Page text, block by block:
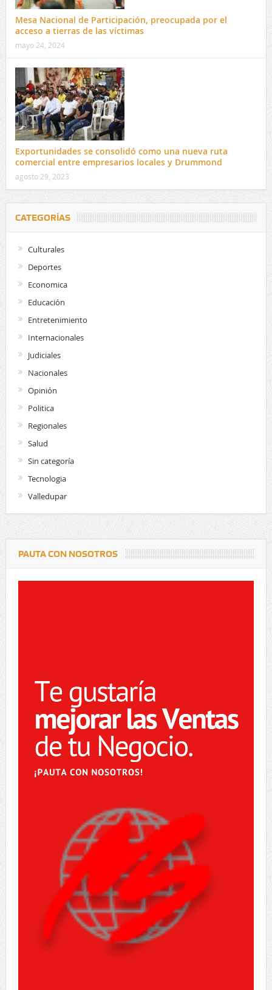
Mesa Nacional de Participación, preocupada por el
acceso a tierras de las víctimas
mayo 24, 2024
Exportunidades se consolidó como una nueva ruta
comercial entre empresarios locales y Drummond
agosto 29, 2023
CATEGORÍAS
Culturales
Deportes
Economica
Educación
Entretenimiento
Internacionales
Judiciales
Nacionales
Opinión
Politica
Regionales
Salud
Sin categoría
Tecnologia
Valledupar
PAUTA CON NOSOTROS